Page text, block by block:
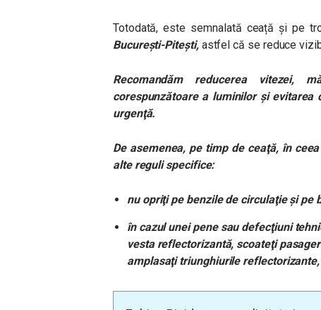
Totodată, este semnalată ceață și pe
București-Pitești, astfel că se reduce
Recomandăm reducerea vitezei,
corespunzătoare a luminilor și
urgenţă.
De asemenea, pe timp de ceaţă, în
alte reguli specifice:
nu opriţi pe benzile de circulaţie şi pe
în cazul unei pene sau defecţiuni
vesta reflectorizantă, scoateţi
amplasaţi triunghiurile